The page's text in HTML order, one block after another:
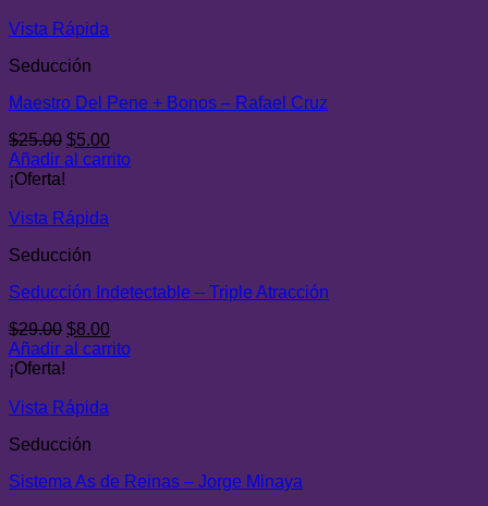
$29.00.
Vista Rápida
Seducción
Maestro Del Pene + Bonos – Rafael Cruz
$25.00 El
precio
$25.00.
$5.00El
precio
Añadir al carrito
¡Oferta!
Vista Rápida
Seducción
Seducción Indetectable – Triple Atracción
$29.00 El
precio
$29.00.
$8.00El
precio
Añadir al carrito
¡Oferta!
Vista Rápida
Seducción
Sistema As de Reinas – Jorge Minaya